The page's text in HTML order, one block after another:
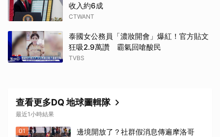
收入約6成
CTWANT
泰國女公務員「濃妝開會」爆紅！官方貼文
狂吸2.9萬讚 霸氣回嗆酸民
TVBS
查看更多DQ 地球圖輯隊
最近1小時結果
01
邊境開放了？社群假消息傳遍摩洛哥